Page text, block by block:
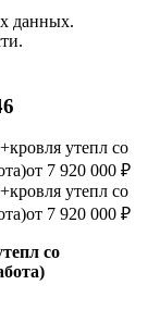
данных.
утепл со
от 7 920 000 ₽
утепл со
от 7 920 000 ₽
со